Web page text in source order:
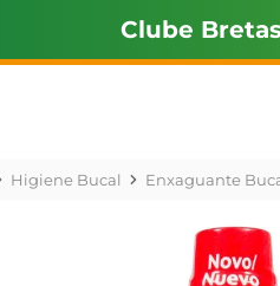
Clube Bretas
Higiene Bucal Enxaguante